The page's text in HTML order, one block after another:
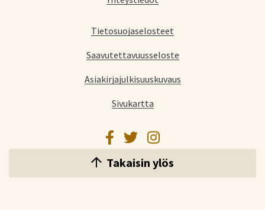
Tietosuojaselosteet
Saavutettavuusseloste
Asiakirjajulkisuuskuvaus
Sivukartta
Facebook
TwitterInstagram
Takaisin ylös